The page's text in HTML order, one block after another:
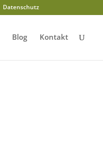
Datenschutz
Blog Kontakt